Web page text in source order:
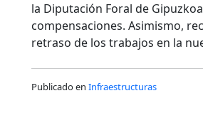
la Diputación Foral de
compensaciones. Asimismo,
retraso de los trabajos en la
Publicado en Infraestructuras